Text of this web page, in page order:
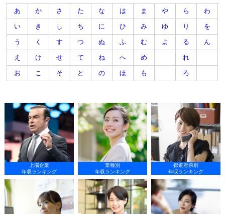
あ か さ た な は ま や ら わ
い き し ち に ひ み ゆ り を
う く す つ ぬ ふ む よ る ん
え け せ て ね へ め れ
お こ そ と の ほ も ろ
上場企業
年収ランキング
業種別
年収ランキング
都道府県別
年収ランキング